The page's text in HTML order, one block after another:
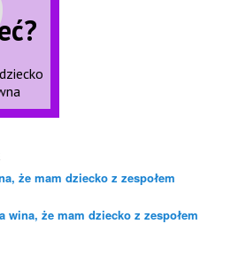
że mam dziecko z zespołem
wina, że mam dziecko z zespołem